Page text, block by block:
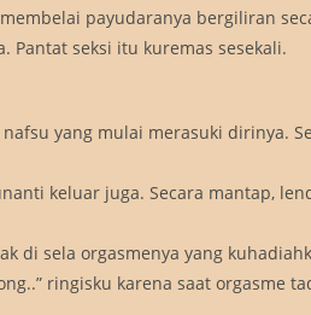
payudaranya bergiliran
Pantat seksi itu kuremas sesekali.
yang mulai merasuki dirinya.
keluar juga. Secara mantap,
di sela orgasmenya yang
ringisku karena saat orgasme